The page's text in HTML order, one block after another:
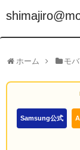
ホーム モ
Samsung公式